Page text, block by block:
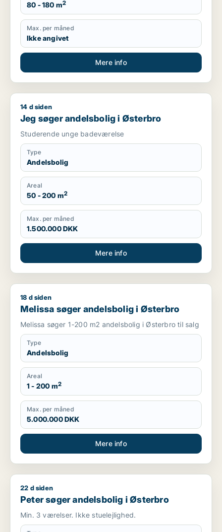
80 - 180 m2
Max. per måned
Ikke angivet
Mere info
Jeg søger andelsbolig i Østerbro
14 d siden
Jeg søger andelsbolig i Østerbro
Studerende unge badeværelse
Type
Andelsbolig
Areal
50 - 200 m2
Max. per måned
1.500.000 DKK
Mere info
Melissa søger andelsbolig i Østerbro
18 d siden
Melissa søger andelsbolig i Østerbro
Melissa søger 1-200 m2 andelsbolig i Østerbro til salg
Type
Andelsbolig
Areal
1 - 200 m2
Max. per måned
5.000.000 DKK
Mere info
Peter søger andelsbolig i Østerbro
22 d siden
Peter søger andelsbolig i Østerbro
Min. 3 værelser. Ikke stuelejlighed.